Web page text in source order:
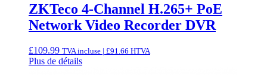
ZKTeco 4-Channel H.265+ PoE
Network Video Recorder DVR
£109.99 TVA incluse | £91.66 HTVA
Plus de détails